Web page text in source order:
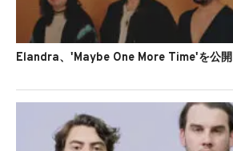
Elandra、'Maybe One More Time'を公開